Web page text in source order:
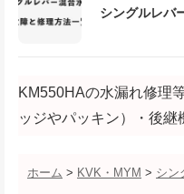
シングルレバ
KM550HAの水漏れ修理
ッジやパッキン）・後継
ホーム > KVK・MYM > シン